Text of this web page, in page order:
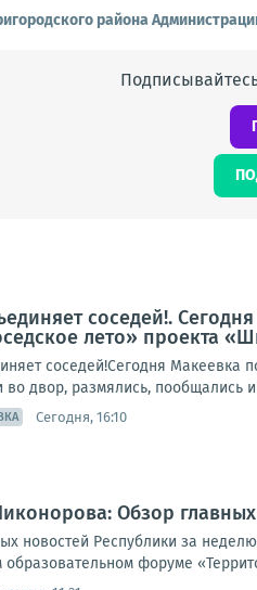
района
соседей!.
лето» проекта
соседей!Сегодня Макеевка
двор, размялись, пообщались
Сегодня, 16:10
Обзор
новостей Республики за
форуме